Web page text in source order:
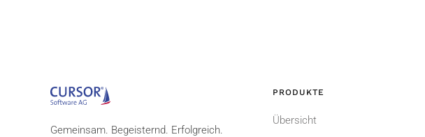
Gemeinsam. Begeisternd. Erfolgreich.
PRODUKTE
Übersicht